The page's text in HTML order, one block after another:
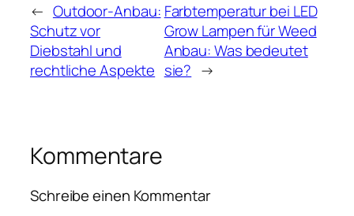
← Outdoor-Anbau:
Schutz vor
Diebstahl und
rechtliche Aspekte
Farbtemperatur bei LED
Grow Lampen für Weed
Anbau: Was bedeutet
sie? →
Kommentare
Schreibe einen Kommentar